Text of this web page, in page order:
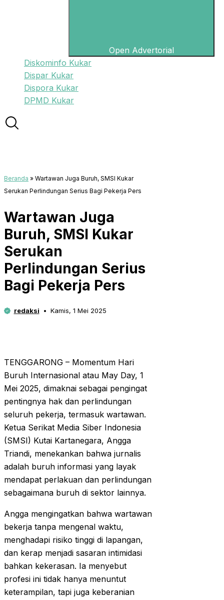
Open Advertorial
Diskominfo Kukar
Dispar Kukar
Dispora Kukar
DPMD Kukar
Beranda » Wartawan Juga Buruh, SMSI Kukar
Serukan Perlindungan Serius Bagi Pekerja Pers
Wartawan Juga
Buruh, SMSI Kukar
Serukan
Perlindungan Serius
Bagi Pekerja Pers
redaksi Kamis, 1 Mei 2025
TENGGARONG – Momentum Hari
Buruh Internasional atau May Day, 1
Mei 2025, dimaknai sebagai pengingat
pentingnya hak dan perlindungan
seluruh pekerja, termasuk wartawan.
Ketua Serikat Media Siber Indonesia
(SMSI) Kutai Kartanegara, Angga
Triandi, menekankan bahwa jurnalis
adalah buruh informasi yang layak
mendapat perlakuan dan perlindungan
sebagaimana buruh di sektor lainnya.
Angga mengingatkan bahwa wartawan
bekerja tanpa mengenal waktu,
menghadapi risiko tinggi di lapangan,
dan kerap menjadi sasaran intimidasi
bahkan kekerasan. Ia menyebut
profesi ini tidak hanya menuntut
keterampilan, tapi juga keberanian